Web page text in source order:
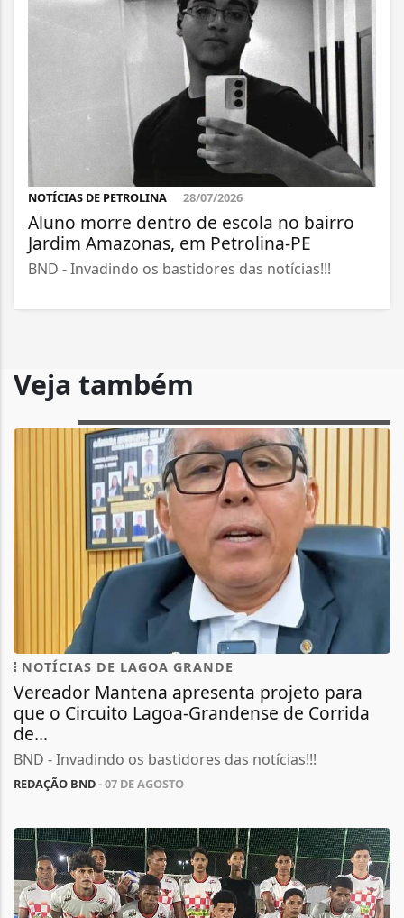
NOTÍCIAS DE PETROLINA 28/07/2026
Aluno morre dentro de escola no bairro
Jardim Amazonas, em Petrolina-PE
BND - Invadindo os bastidores das notícias!!!
Veja também
NOTÍCIAS DE LAGOA GRANDE
Vereador Mantena apresenta projeto para
que o Circuito Lagoa-Grandense de Corrida
de...
BND - Invadindo os bastidores das notícias!!!
REDAÇÃO BND- 07 DE AGOSTO